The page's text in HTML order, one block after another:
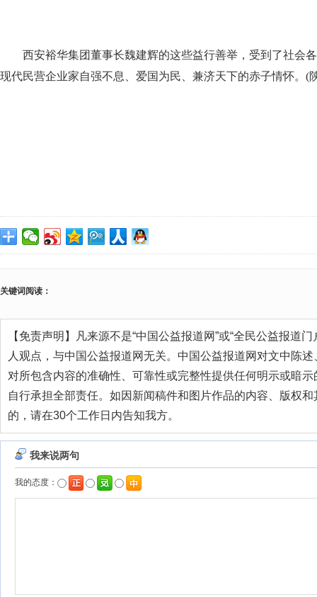
西安裕华集团董事长魏建辉的这些益行善举，受到了社会
现代民营企业家自强不息、爱国为民、兼济天下的赤子情怀。(
关键词阅读：
【免责声明】凡来源不是“中国公益报道网”或“全民公益报道
人观点，与中国公益报道网无关。中国公益报道网对文中陈
对所包含内容的准确性、可靠性或完整性提供任何明示或暗
自行承担全部责任。如因新闻稿件和图片作品的内容、版权
的，请在30个工作日内告知我方。